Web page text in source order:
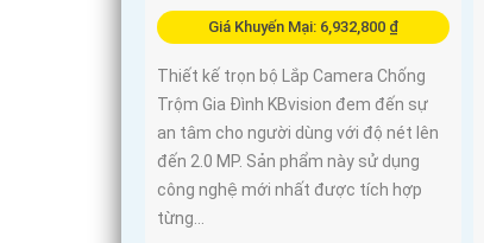
Giá Khuyến Mại: 6,932,800 ₫
Thiết kế trọn bộ Lắp Camera Chống
Trộm Gia Đình KBvision đem đến sự
an tâm cho người dùng với độ nét lên
đến 2.0 MP. Sản phẩm này sử dụng
công nghệ mới nhất được tích hợp
từng...